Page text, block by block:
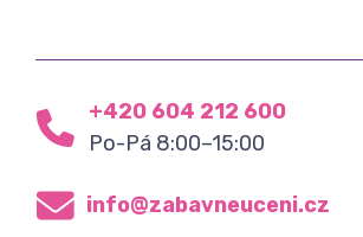
+420 604 212 600
Po-Pá 8:00–15:00
info@zabavneuceni.cz